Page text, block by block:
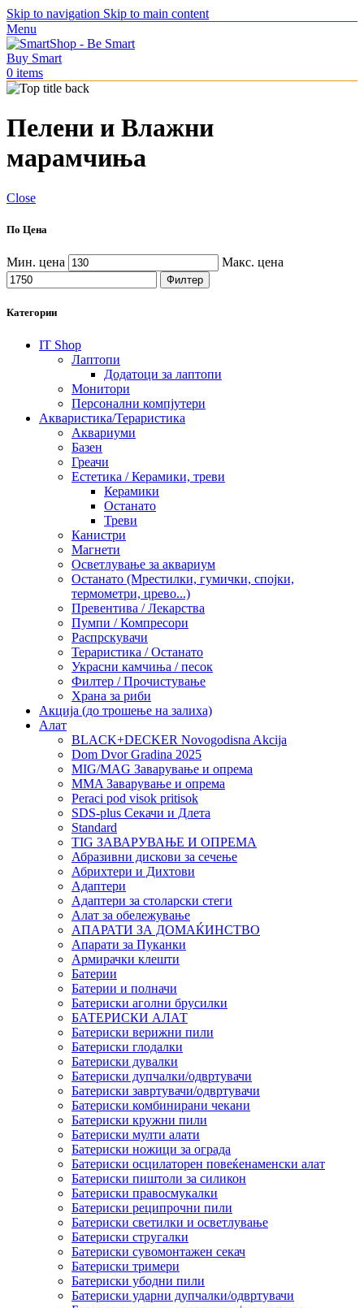
Skip to navigation Skip to main content
Menu
0 items
Пелени и Влажни
марамчиња
Close
По Цена
Мин. цена Макс. цена
Филтер
Категории
IT Shop
Лаптопи
Додатоци за лаптопи
Монитори
Персонални компјутери
Акваристика/Тераристика
Аквариуми
Базен
Греачи
Естетика / Керамики, треви
Керамики
Останато
Треви
Канистри
Магнети
Осветлување за аквариум
Останато (Мрестилки, гумички, спојки,
термометри, црево...)
Превентива / Лекарства
Пумпи / Компресори
Распрскувачи
Тераристика / Останато
Украсни камчиња / песок
Филтер / Прочистување
Храна за риби
Акција (до трошење на залиха)
Алат
BLACK+DECKER Novogodisna Akcija
Dom Dvor Gradina 2025
MIG/MAG Заварување и опрема
MMA Заварување и опрема
Peraci pod visok pritisok
SDS-plus Секачи и Длета
Standard
TIG ЗАВАРУВАЊЕ И ОПРЕМА
Абразивни дискови за сечење
Абрихтери и Дихтови
Адаптери
Адаптери за столарски стеги
Алат за обележување
АПАРАТИ ЗА ДОМАЌИНСТВО
Апарати за Пуканки
Армирачки клешти
Батерии
Батерии и полначи
Батериски аголни брусилки
БАТЕРИСКИ АЛАТ
Батериски верижни пили
Батериски глодалки
Батериски дувалки
Батериски дупчалки/одвртувачи
Батериски завртувачи/одвртувачи
Батериски комбинирани чекани
Батериски кружни пили
Батериски мулти алати
Батериски ножици за ограда
Батериски осцилаторен повеќенаменски алат
Батериски пиштоли за силикон
Батериски правосмукалки
Батериски реципрочни пили
Батериски светилки и осветлување
Батериски стругалки
Батериски сувомонтажен секач
Батериски тримери
Батериски убодни пили
Батериски ударни дупчалки/одвртувачи